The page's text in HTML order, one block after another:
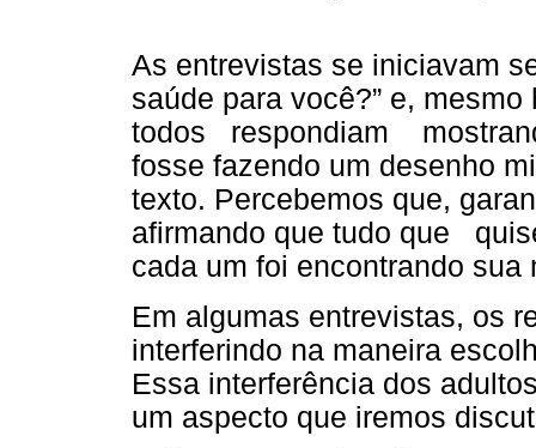
As entrevistas se iniciavam
saúde para você?” e,
todos respondiam
fosse fazendo um desenho
texto. Percebemos que,
afirmando que tudo que
cada um foi encontrando sua
Em algumas entrevistas, os
interferindo na maneira
Essa interferência dos
um aspecto que iremos